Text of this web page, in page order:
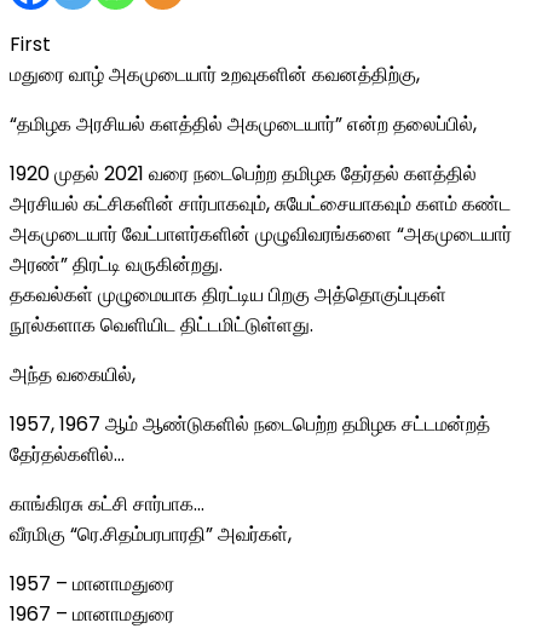
First
மதுரை வாழ் அகமுடையார் உறவுகளின் கவனத்திற்கு,
“தமிழக அரசியல் களத்தில் அகமுடையார்” என்ற தலைப்பில்,
1920 முதல் 2021 வரை நடைபெற்ற தமிழக தேர்தல் களத்தில்
அரசியல் கட்சிகளின் சார்பாகவும், சுயேட்சையாகவும் களம் கண்ட
அகமுடையார் வேட்பாளர்களின் முழுவிவரங்களை “அகமுடையார்
அரண்” திரட்டி வருகின்றது.
தகவல்கள் முழுமையாக திரட்டிய பிறகு அத்தொகுப்புகள்
நூல்களாக வெளியிட திட்டமிட்டுள்ளது.
அந்த வகையில்,
1957, 1967 ஆம் ஆண்டுகளில் நடைபெற்ற தமிழக சட்டமன்றத்
தேர்தல்களில்…
காங்கிரசு கட்சி சார்பாக…
வீரமிகு “ரெ.சிதம்பரபாரதி” அவர்கள்,
1957 – மானாமதுரை
1967 – மானாமதுரை